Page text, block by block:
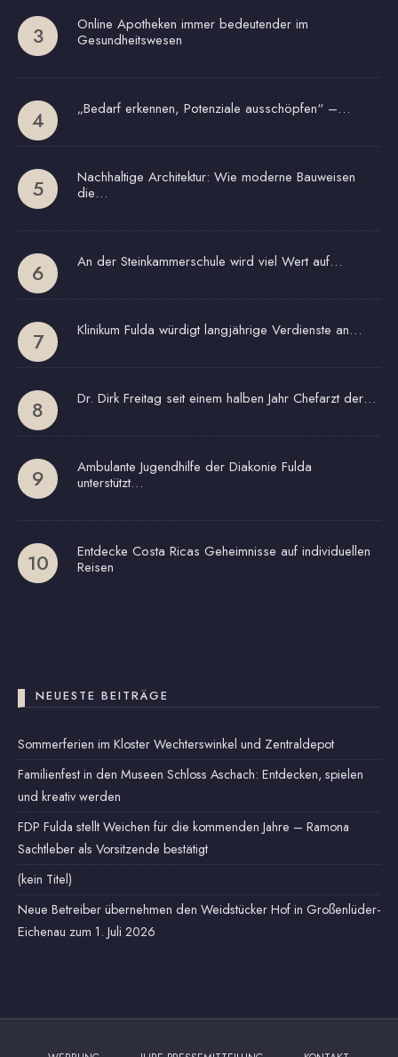
Online Apotheken immer bedeutender im
Gesundheitswesen
„Bedarf erkennen, Potenziale ausschöpfen“ –…
Nachhaltige Architektur: Wie moderne Bauweisen
die…
An der Steinkammerschule wird viel Wert auf…
Klinikum Fulda würdigt langjährige Verdienste an…
Dr. Dirk Freitag seit einem halben Jahr Chefarzt der…
Ambulante Jugendhilfe der Diakonie Fulda
unterstützt…
Entdecke Costa Ricas Geheimnisse auf individuellen
Reisen
NEUESTE BEITRÄGE
Sommerferien im Kloster Wechterswinkel und Zentraldepot
Familienfest in den Museen Schloss Aschach: Entdecken, spielen
und kreativ werden
FDP Fulda stellt Weichen für die kommenden Jahre – Ramona
Sachtleber als Vorsitzende bestätigt
(kein Titel)
Neue Betreiber übernehmen den Weidstücker Hof in Großenlüder-
Eichenau zum 1. Juli 2026